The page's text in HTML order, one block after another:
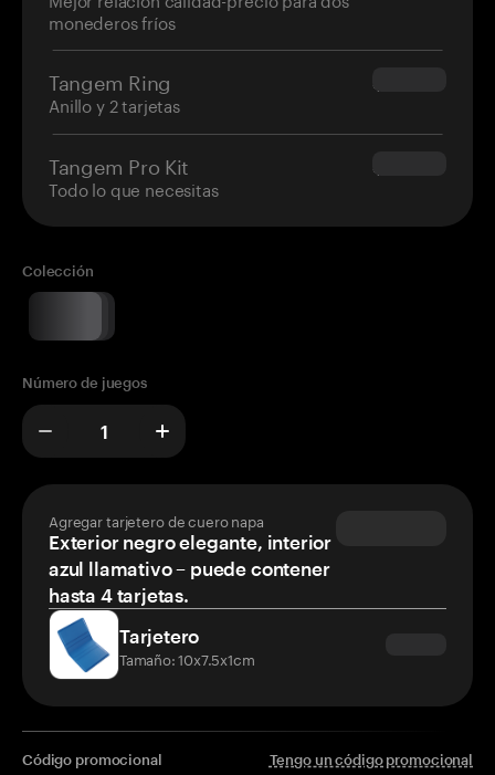
monederos fríos
Tangem Ring
Anillo y 2 tarjetas
$160.00
Tangem Pro Kit
Todo lo que necesitas
$180.00
Colección
Número de juegos
Agregar tarjetero de cuero napa
Exterior negro elegante, interior
azul llamativo – puede contener
hasta 4 tarjetas.
Tarjetero
Tamaño: 10x7.5x1cm
Código promocional Tengo un código promocional